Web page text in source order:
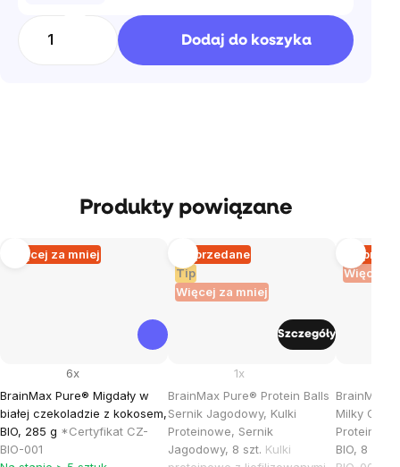
Dodaj do koszyka
Produkty powiązane
Więcej za mniej
BrainMax Pure® Migdały w
białej czekoladzie z kokosem,
BIO, 285 g *Certyfikat CZ-
BIO-001
6x
Tip
Więcej za mniej
Wyprzedane
BrainMax Pure® Protein Balls
Sernik Jagodowy, Kulki
Proteinowe, Sernik
Jagodowy, 8 szt. Kulki
1x
Szczegóły
Więcej
BrainMax
Milky
BIO, 8 szt.